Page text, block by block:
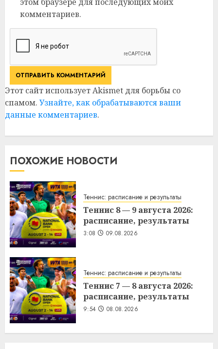
комментариев.
Этот сайт использует Akismet для борьбы со
спамом. Узнайте, как обрабатываются ваши
данные комментариев.
ПОХОЖИЕ НОВОСТИ
Теннис: расписание и результаты
Теннис 8 — 9 августа 2026:
расписание, результаты
3:08 09.08.2026
Теннис: расписание и результаты
Теннис 7 — 8 августа 2026:
расписание, результаты
9:54 08.08.2026